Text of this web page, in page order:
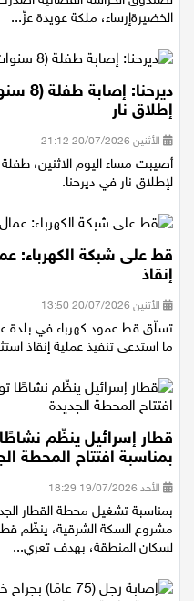
الخضيرةإرساء، ملكة عويدة عزّ...
إطلاق نار
الأثنين 20/07/2026 21:12
لإطلاق نار في ديرحنا.
قط على شبكة الكهرباء:
إنقاذ
الأثنين 20/07/2026 13:50
تسلّق قط عمود كهرباء في بلدة
ما استدعى تنفيذ عملية إنقاذ
قطار إسرائيل ينظّم
بمناسبة افتتاح المحطة
الأحد 19/07/2026 18:29
بمناسبة تشغيل محطة القطار
مشروع السكة الشرقية، ينظّم
لسكان المنطقة، بهدف تعري...